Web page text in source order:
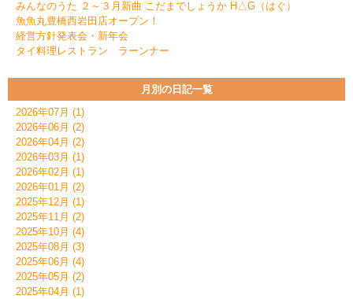
みんなのうた ２～３月新曲 こだまでしょうか H△G（はぐ）
魚魚丸豊橋西岩田店オープン！
経営方針発表会・新年会
タイ料理レストラン ラーンナー
月別の日記一覧
2026年07月 (1)
2026年06月 (2)
2026年04月 (2)
2026年03月 (1)
2026年02月 (1)
2026年01月 (2)
2025年12月 (1)
2025年11月 (2)
2025年10月 (4)
2025年08月 (3)
2025年06月 (4)
2025年05月 (2)
2025年04月 (1)